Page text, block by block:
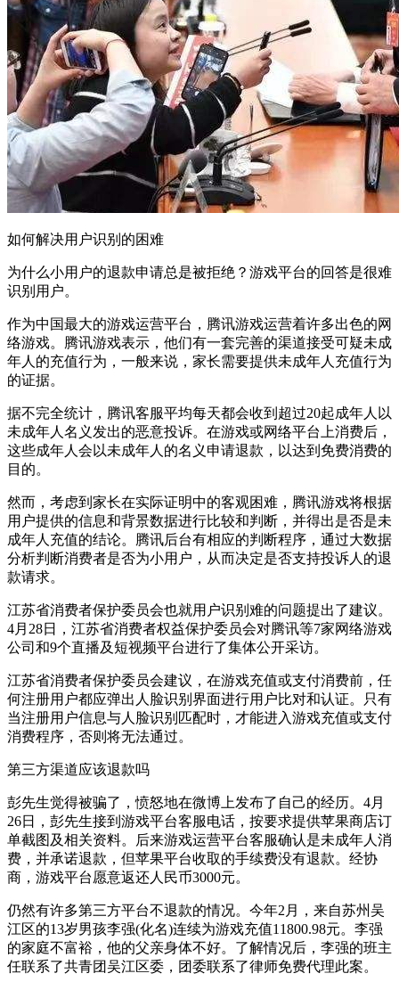
如何解决用户识别的困难
为什么小用户的退款申请总是被拒绝？游戏平台的回答是很难
识别用户。
作为中国最大的游戏运营平台，腾讯游戏运营着许多出色的网
络游戏。腾讯游戏表示，他们有一套完善的渠道接受可疑未成
年人的充值行为，一般来说，家长需要提供未成年人充值行为
的证据。
据不完全统计，腾讯客服平均每天都会收到超过20起成年人以
未成年人名义发出的恶意投诉。在游戏或网络平台上消费后，
这些成年人会以未成年人的名义申请退款，以达到免费消费的
目的。
然而，考虑到家长在实际证明中的客观困难，腾讯游戏将根据
用户提供的信息和背景数据进行比较和判断，并得出是否是未
成年人充值的结论。腾讯后台有相应的判断程序，通过大数据
分析判断消费者是否为小用户，从而决定是否支持投诉人的退
款请求。
江苏省消费者保护委员会也就用户识别难的问题提出了建议。
4月28日，江苏省消费者权益保护委员会对腾讯等7家网络游戏
公司和9个直播及短视频平台进行了集体公开采访。
江苏省消费者保护委员会建议，在游戏充值或支付消费前，任
何注册用户都应弹出人脸识别界面进行用户比对和认证。只有
当注册用户信息与人脸识别匹配时，才能进入游戏充值或支付
消费程序，否则将无法通过。
第三方渠道应该退款吗
彭先生觉得被骗了，愤怒地在微博上发布了自己的经历。4月
26日，彭先生接到游戏平台客服电话，按要求提供苹果商店订
单截图及相关资料。后来游戏运营平台客服确认是未成年人消
费，并承诺退款，但苹果平台收取的手续费没有退款。经协
商，游戏平台愿意返还人民币3000元。
仍然有许多第三方平台不退款的情况。今年2月，来自苏州吴
江区的13岁男孩李强(化名)连续为游戏充值11800.98元。李强
的家庭不富裕，他的父亲身体不好。了解情况后，李强的班主
任联系了共青团吴江区委，团委联系了律师免费代理此案。